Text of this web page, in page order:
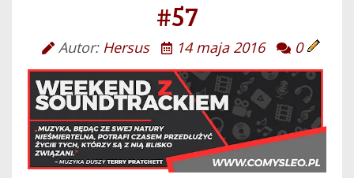
#57
Autor: Hersus 14 maja 2016 0